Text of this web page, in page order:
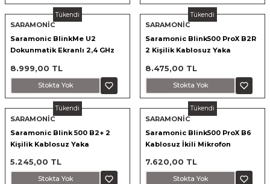
Işık Setleri
Setleri
Tükendi
SARAMONİC
Saramonic BlinkMe U2
Dokunmatik Ekranlı 2,4 GHz
8.999,00 TL
Stokta Yok
Tükendi
SARAMONİC
Saramonic Blink500 ProX B2R
2 Kişilik Kablosuz Yaka
8.475,00 TL
Stokta Yok
Tükendi
SARAMONİC
Saramonic Blink 500 B2+ 2
Kişilik Kablosuz Yaka
5.245,00 TL
Stokta Yok
Tükendi
SARAMONİC
Saramonic Blink500 ProX B6
Kablosuz İkili Mikrofon
7.620,00 TL
Stokta Yok